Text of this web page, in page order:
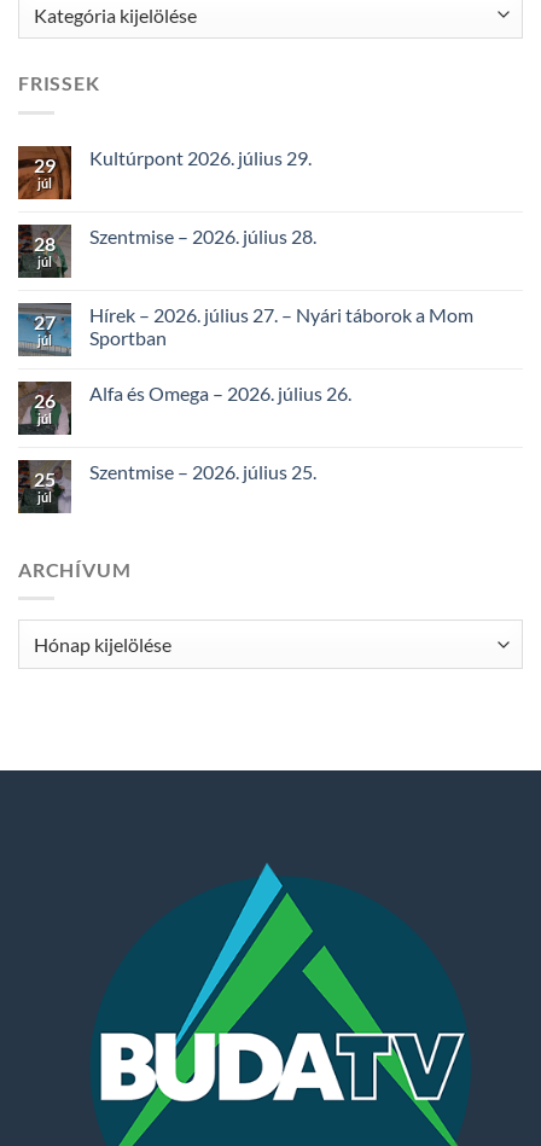
FRISSEK
29
júl
Kultúrpont 2026. július 29.
28
júl
Szentmise – 2026. július 28.
27
júl
Hírek – 2026. július 27. – Nyári táborok a Mom
Sportban
26
júl
Alfa és Omega – 2026. július 26.
25
júl
Szentmise – 2026. július 25.
ARCHÍVUM